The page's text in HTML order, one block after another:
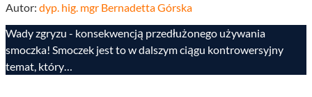
Autor: dyp. hig. mgr Bernadetta Górska
Wady zgryzu - konsekwencją przedłużonego używania
smoczka! Smoczek jest to w dalszym ciągu kontrowersyjny
temat, który…